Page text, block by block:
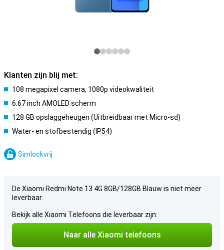
Klanten zijn blij met:
108 megapixel camera, 1080p videokwaliteit
6.67 inch AMOLED scherm
128 GB opslaggeheugen (Uitbreidbaar met Micro-sd)
Water- en stofbestendig (IP54)
Simlockvrij
De Xiaomi Redmi Note 13 4G 8GB/128GB Blauw is niet meer
leverbaar.
Bekijk alle Xiaomi Telefoons die leverbaar zijn:
Naar alle Xiaomi telefoons